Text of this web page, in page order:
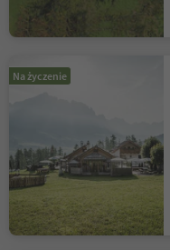
Na życzenie